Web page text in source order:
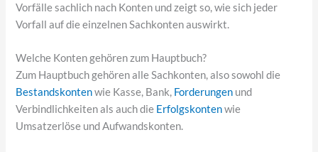
Vorfälle sachlich nach Konten und zeigt so, wie sich jeder
Vorfall auf die einzelnen Sachkonten auswirkt.
Welche Konten gehören zum Hauptbuch?
Zum Hauptbuch gehören alle Sachkonten, also sowohl die
Bestandskontenwie Kasse, Bank, Forderungen und
Verbindlichkeiten als auch die Erfolgskontenwie
Umsatzerlöse und Aufwandskonten.